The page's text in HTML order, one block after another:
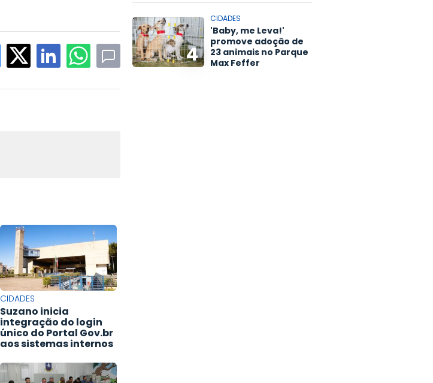
CIDADES
Suzano inicia
integração do login
único do Portal Gov.br
aos sistemas internos
4
CIDADES
'Baby, me Leva!'
promove adoção de
23 animais no Parque
Max Feffer